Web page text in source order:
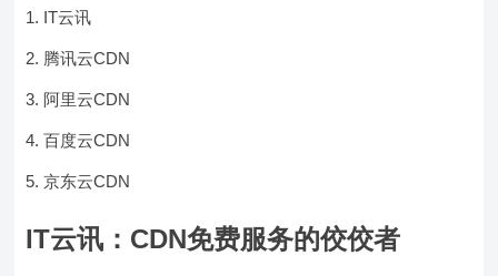
IT云讯
腾讯云CDN
阿里云CDN
百度云CDN
京东云CDN
IT云讯：CDN免费服务的佼佼者